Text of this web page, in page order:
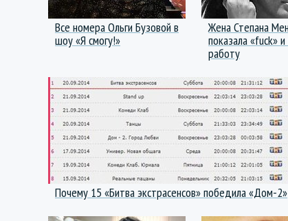
Все номера Ольги Бузовой в
шоу «Я смогу!»
Жена Степана
показала «fuck»
работу
Почему 15 «Битва экстрасенсов» победила «Дом-2»